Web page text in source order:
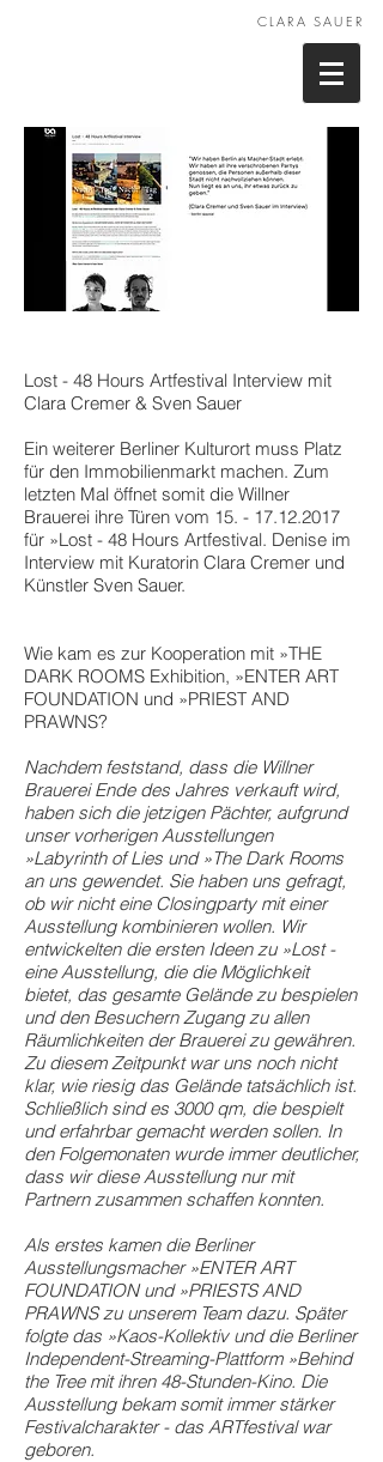
CLARA SAUER
Lost - 48 Hours Artfestival Interview mit
Clara Cremer & Sven Sauer
Ein weiterer Berliner Kulturort muss Platz
für den Immobilienmarkt machen. Zum
letzten Mal öffnet somit die Willner
Brauerei ihre Türen vom 15. - 17.12.2017
für »Lost - 48 Hours Artfestival. Denise im
Interview mit Kuratorin Clara Cremer und
Künstler Sven Sauer.
Wie kam es zur Kooperation mit »THE
DARK ROOMS Exhibition, »ENTER ART
FOUNDATION und »PRIEST AND
PRAWNS?
Nachdem feststand, dass die Willner
Brauerei Ende des Jahres verkauft wird,
haben sich die jetzigen Pächter, aufgrund
unser vorherigen Ausstellungen
»Labyrinth of Lies und »The Dark Rooms
an uns gewendet. Sie haben uns gefragt,
ob wir nicht eine Closingparty mit einer
Ausstellung kombinieren wollen. Wir
entwickelten die ersten Ideen zu »Lost -
eine Ausstellung, die die Möglichkeit
bietet, das gesamte Gelände zu bespielen
und den Besuchern Zugang zu allen
Räumlichkeiten der Brauerei zu gewähren.
Zu diesem Zeitpunkt war uns noch nicht
klar, wie riesig das Gelände tatsächlich ist.
Schließlich sind es 3000 qm, die bespielt
und erfahrbar gemacht werden sollen. In
den Folgemonaten wurde immer deutlicher,
dass wir diese Ausstellung nur mit
Partnern zusammen schaffen konnten.
Als erstes kamen die Berliner
Ausstellungsmacher »ENTER ART
FOUNDATION und »PRIESTS AND
PRAWNS zu unserem Team dazu. Später
folgte das »Kaos-Kollektiv und die Berliner
Independent-Streaming-Plattform »Behind
the Tree mit ihren 48-Stunden-Kino. Die
Ausstellung bekam somit immer stärker
Festivalcharakter - das ARTfestival war
geboren.